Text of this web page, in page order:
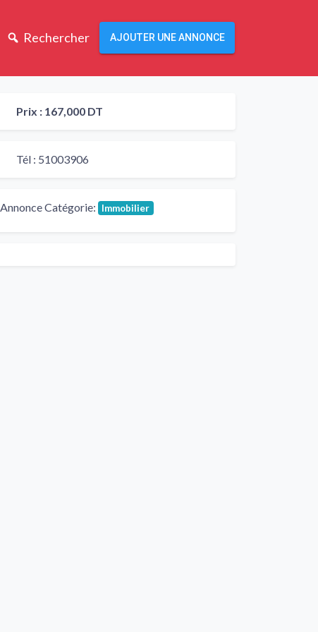
Rechercher AJOUTER UNE ANNONCE
Prix : 167,000 DT
Tél : 51003906
Annonce Catégorie: Immobilier